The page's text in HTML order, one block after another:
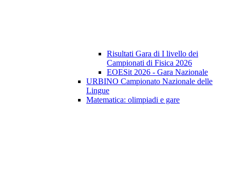
Risultati Gara di I livello dei
Campionati di Fisica 2026
EOESit 2026 - Gara Nazionale
URBINO Campionato Nazionale delle
Lingue
Matematica: olimpiadi e gare